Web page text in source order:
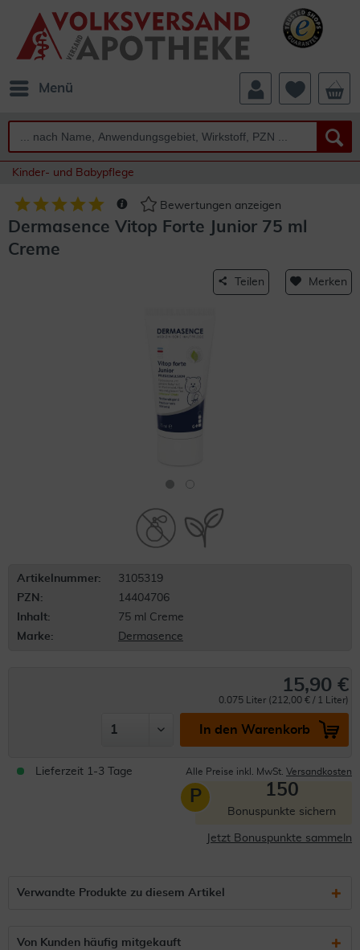
Menü
Kinder- und Babypflege
Bewertungen anzeigen
Dermasence Vitop Forte Junior 75 ml
Creme
Teilen Merken
Artikelnummer:
3105319
PZN:
14404706
Inhalt:
75 ml Creme
Marke:
Dermasence
15,90 €
0.075 Liter (212,00 € / 1 Liter)
In den Warenkorb
Lieferzeit 1-3 Tage Alle Preise inkl. MwSt. Versandkosten
P 150
Bonuspunkte sichern
Jetzt Bonuspunkte sammeln
Verwandte Produkte zu diesem Artikel
Von Kunden häufig mitgekauft